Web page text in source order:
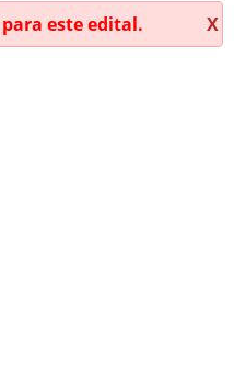
este edital. X